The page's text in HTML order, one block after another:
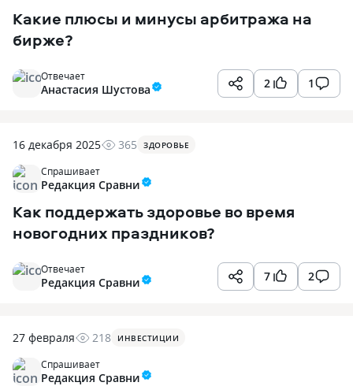
Какие плюсы и минусы арбитража на
бирже?
2 1
Отвечает
Анастасия Шустова
16 декабря 2025 365 ЗДОРОВЬЕ
Спрашивает
Редакция Сравни
Как поддержать здоровье во время
новогодних праздников?
7 2
Отвечает
Редакция Сравни
27 февраля 218 ИНВЕСТИЦИИ
Спрашивает
Редакция Сравни